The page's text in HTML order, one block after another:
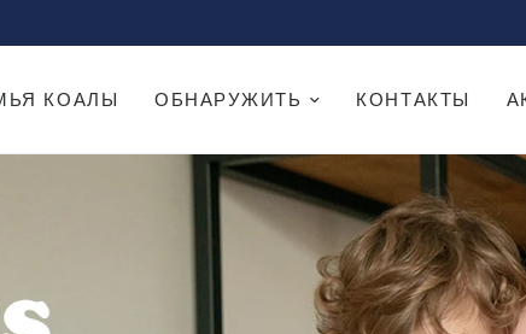
КОАЛЫ ОБНАРУЖИТЬ КОНТАКТЫ